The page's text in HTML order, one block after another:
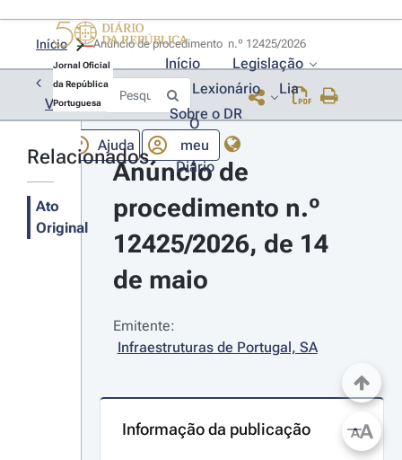
Jornal Oficial
da República
Portuguesa
Início
Legislação
Lexionário
Lia
Sobre o DR
Ajuda
O
meu
Diário
Início
Voltar
Relacionados
Ato
Original
Anúncio de
procedimento n.º
12425/2026, de 14
de maio
Emitente:
Infraestruturas de Portugal, SA
Informação da publicação AA